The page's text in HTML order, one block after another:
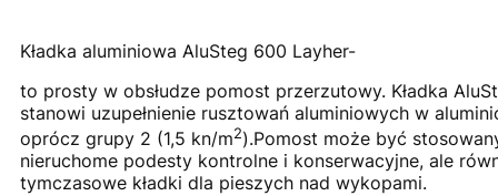
Kładka aluminiowa AluSteg 600 Layher-
to prosty w obsłudze pomost przerzutowy. Kładka
stanowi uzupełnienie rusztowań aluminiowych w
oprócz grupy 2 (1,5 kn/m2).Pomost może być
nieruchome podesty kontrolne i konserwacyjne, ale
tymczasowe kładki dla pieszych nad wykopami.